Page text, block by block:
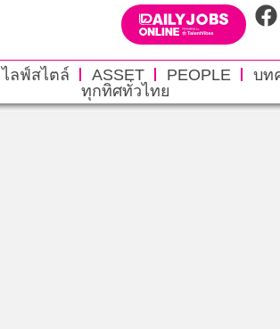
ไลฟ์สไตล์ ASSET PEOPLE บท
ทุกทิศทั่วไทย